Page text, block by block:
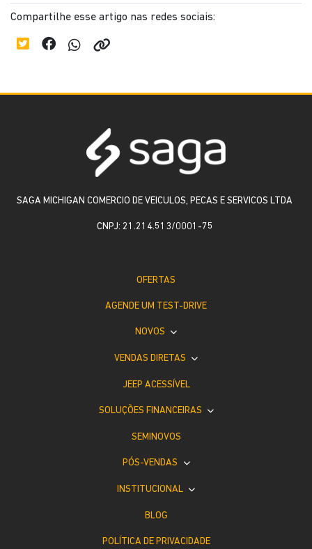
Compartilhe esse artigo nas redes sociais:
SAGA MICHIGAN COMERCIO DE VEICULOS, PECAS E SERVICOS LTDA
CNPJ: 21.214.513/0001-75
OFERTAS
AGENDE UM TEST-DRIVE
NOVOS
VENDAS DIRETAS
JEEP ACESSÍVEL
SOLUÇÕES FINANCEIRAS
SEMINOVOS
PÓS-VENDAS
INSTITUCIONAL
BLOG
POLÍTICA DE PRIVACIDADE